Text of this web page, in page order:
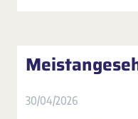
30/04/2026